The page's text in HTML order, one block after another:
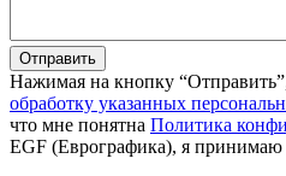
Отправить
Нажимая на кнопку
обработку указанных
что мне понятна Политика
EGF (Еврографика), я принимаю